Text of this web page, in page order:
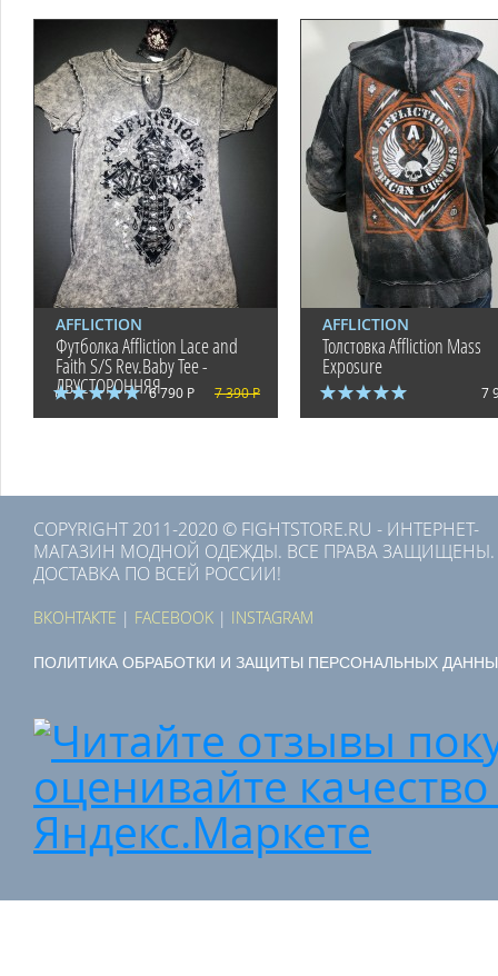
AFFLICTION
Футболка Affliction Lace and
Faith S/S Rev.Baby Tee -
ДВУСТОРОННЯЯ6 790 Р 7 390 Р
AFFLICTION
Толстовка Affliction Mass
Exposure
7
COPYRIGHT 2011-2020 © FIGHTSTORE.RU - ИНТЕРНЕТ-
МАГАЗИН МОДНОЙ ОДЕЖДЫ. ВСЕ ПРАВА ЗАЩИЩЕНЫ.
ДОСТАВКА ПО ВСЕЙ РОССИИ!
ВКОНТАКТЕ | FACEBOOK | INSTAGRAM
ПОЛИТИКА ОБРАБОТКИ И ЗАЩИТЫ ПЕРСОНАЛЬНЫХ